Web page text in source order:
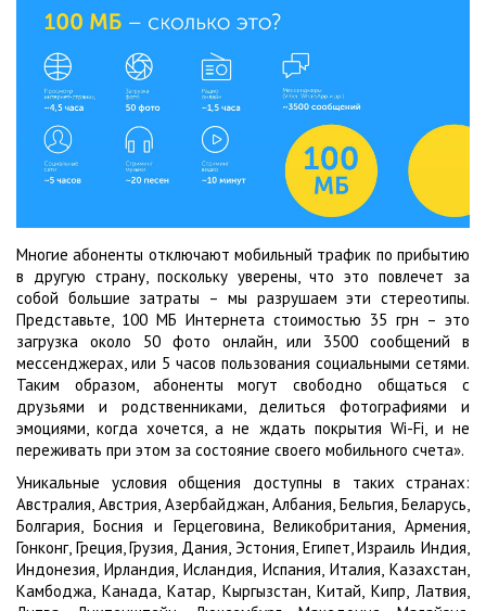
Многие абоненты отключают мобильный трафик по прибытию
в другую страну, поскольку уверены, что это повлечет за
собой большие затраты – мы разрушаем эти стереотипы.
Представьте, 100 МБ Интернета стоимостью 35 грн – это
загрузка около 50 фото онлайн, или 3500 сообщений в
мессенджерах, или 5 часов пользования социальными сетями.
Таким образом, абоненты могут свободно общаться с
друзьями и родственниками, делиться фотографиями и
эмоциями, когда хочется, а не ждать покрытия Wi-Fi, и не
переживать при этом за состояние своего мобильного счета».
Уникальные условия общения доступны в таких странах:
Австралия, Австрия, Азербайджан, Албания, Бельгия, Беларусь,
Болгария, Босния и Герцеговина, Великобритания, Армения,
Гонконг, Греция, Грузия, Дания, Эстония, Египет, Израиль Индия,
Индонезия, Ирландия, Исландия, Испания, Италия, Казахстан,
Камбоджа, Канада, Катар, Кыргызстан, Китай, Кипр, Латвия,